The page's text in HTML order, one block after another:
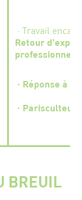
· Travail
Retour
· Réponse à
· Parisculteurs
BREUIL